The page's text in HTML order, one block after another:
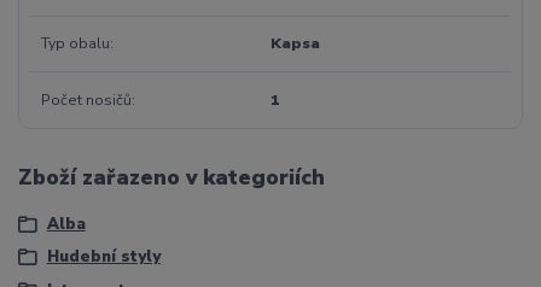
Typ obalu Kapsa
Počet nosičů 1
Zboží zařazeno v kategoriích
Alba
Hudební styly